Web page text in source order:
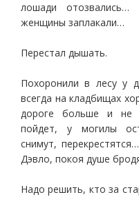
лошади
женщины заплакали…
Перестал дышать.
Похоронили в лесу у
всегда на кладбищах
дороге больше и не
пойдет, у могилы
снимут,
Дэвло, покоя душе
Надо решить, кто за